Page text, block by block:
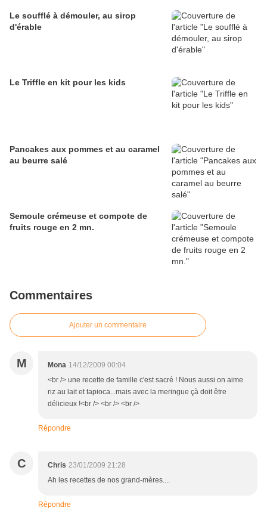
Le soufflé à démouler, au sirop
d'érable
Le Triffle en kit pour les kids
Pancakes aux pommes et au caramel
au beurre salé
Semoule crémeuse et compote de
fruits rouge en 2 mn.
Commentaires
Ajouter un commentaire
M Mona 14/12/2009 00:04
<br /> une recette de famille c'est sacré ! Nous aussi on aime
riz au lait et tapioca...mais avec la meringue çà doit être
délicieux !<br /> <br /> <br />
Répondre
C Chris 23/01/2009 21:28
Ah les recettes de nos grand-mères....
Répondre